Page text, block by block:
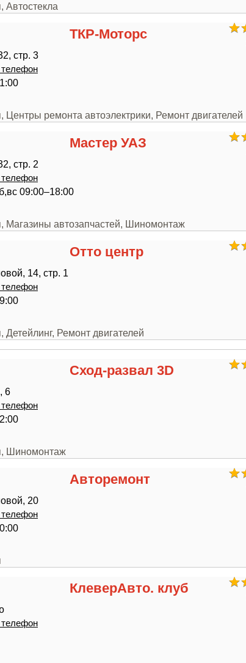
Автостекла
ТКР-Моторс
стр. 3
телефон
Центры ремонта автоэлектрики, Ремонт двигателей
Мастер УАЗ
стр. 2
телефон
09:00–18:00
Магазины автозапчастей, Шиномонтаж
Отто центр
14, стр. 1
телефон
Детейлинг, Ремонт двигателей
Сход-развал 3D
6
телефон
Шиномонтаж
Авторемонт
20
телефон
КлеверАвто. клуб
телефон